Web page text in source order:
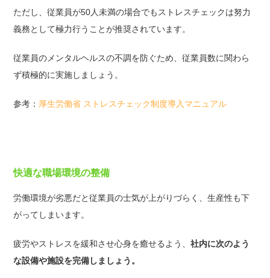
ただし、従業員が50人未満の場合でもストレスチェックは努力
義務として極力行うことが推奨されています。
従業員のメンタルヘルスの不調を防ぐため、従業員数に関わら
ず積極的に実施しましょう。
参考： 厚生労働省 ストレスチェック制度導入マニュアル
快適な職場環境の整備
労働環境が劣悪だと従業員の士気が上がりづらく、生産性も下
がってしまいます。
疲労やストレスを緩和させ心身を癒せるよう、社内に次のよう
な設備や施設を完備しましょう。